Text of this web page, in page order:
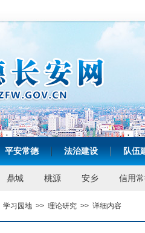
平安常德 | 法治建设 | 队伍
鼎城 桃源 安乡 信用
学习园地 >> 理论研究 >> 详细内容